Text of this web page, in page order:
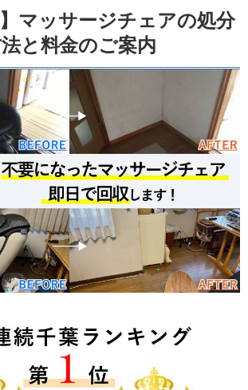
】マッサージチェアの処分
と料金のご案内